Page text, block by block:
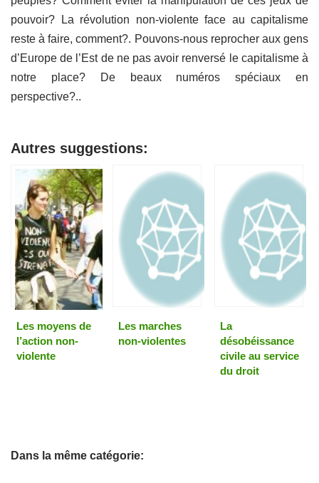
pouvoir? La révolution non-violente face au capitalisme
reste à faire, comment?. Pouvons-nous reprocher aux gens
d’Europe de l’Est de ne pas avoir renversé le capitalisme à
notre place? De beaux numéros spéciaux en
perspective?..
Autres suggestions:
Les moyens de
l’action non-
violente
Les marches
non-violentes
La
désobéissance
civile au service
du droit
Dans la même catégorie: